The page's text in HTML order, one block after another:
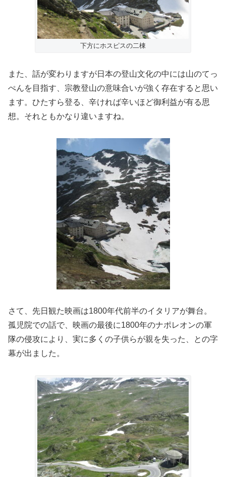
下方にホスピスの二棟
また、話が変わりますが日本の登山文化の中には山のてっ
ぺんを目指す、宗教登山の意味合いが強く存在すると思い
ます。ひたすら登る、辛ければ辛いほど御利益が有る思
想。それともかなり違いますね。
さて、先日観た映画は1800年代前半のイタリアが舞台。
孤児院での話で、映画の最後に1800年のナポレオンの軍
隊の侵攻により、実に多くの子供らが親を失った、との字
幕が出ました。